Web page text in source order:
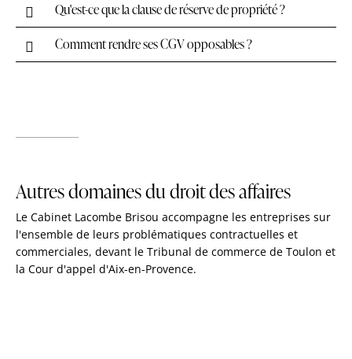
Qu'est-ce que la clause de réserve de propriété ?
Comment rendre ses CGV opposables ?
Autres domaines du droit des affaires
Le Cabinet Lacombe Brisou accompagne les entreprises sur
l'ensemble de leurs problématiques contractuelles et
commerciales, devant le Tribunal de commerce de Toulon et
la Cour d'appel d'Aix-en-Provence.